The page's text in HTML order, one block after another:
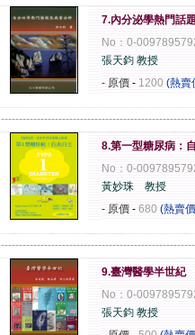
7.內分泌學熱門話
No：0-
張天鈞 教授
- 原價 - 1200 (熱賣
8.第一型糖尿病：
No：0-
黃妙珠 教授
- 原價 - 680 (熱賣
9.臺灣醫學半世紀
No：0-
張天鈞 教授